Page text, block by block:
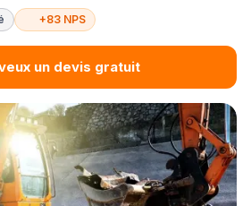
+83 NPS
un devis gratuit